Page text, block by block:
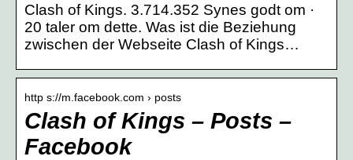
Clash of Kings. 3.714.352 Synes godt om ·
20 taler om dette. Was ist die Beziehung
zwischen der Webseite Clash of Kings…
http s://m.facebook.com › posts
Clash of Kings – Posts –
Facebook